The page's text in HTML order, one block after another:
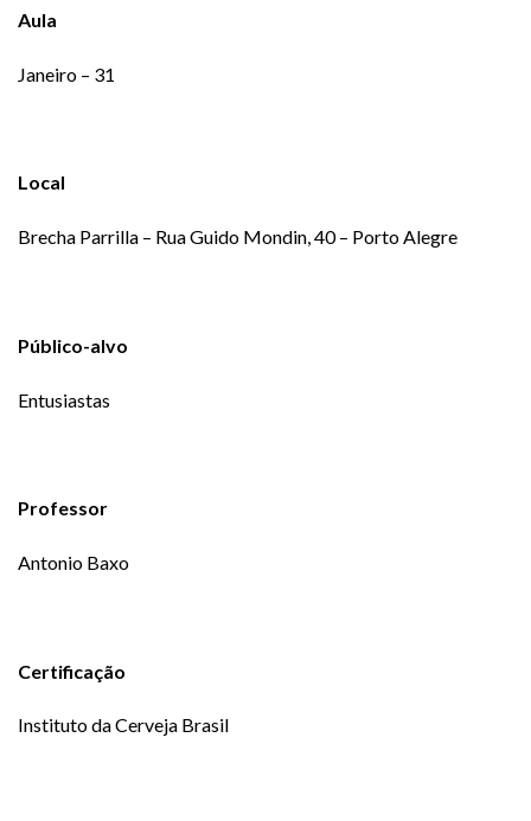
Aula
Janeiro – 31
Local
Brecha Parrilla – Rua Guido Mondin, 40 – Porto Alegre
Público-alvo
Entusiastas
Professor
Antonio Baxo
Certificação
Instituto da Cerveja Brasil